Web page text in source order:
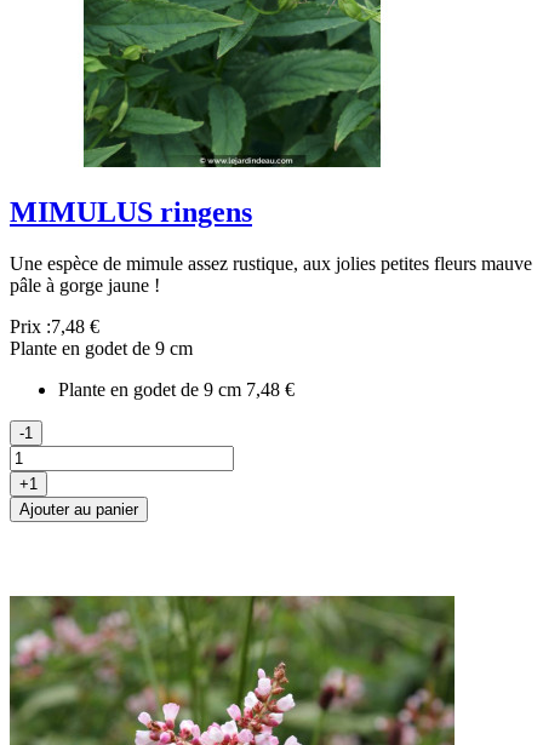
MIMULUS ringens
Une espèce de mimule assez rustique, aux jolies petites fleurs mauve
pâle à gorge jaune !
Prix :7,48 €
Plante en godet de 9 cm
Plante en godet de 9 cm 7,48 €
-1
+1
Ajouter au panier